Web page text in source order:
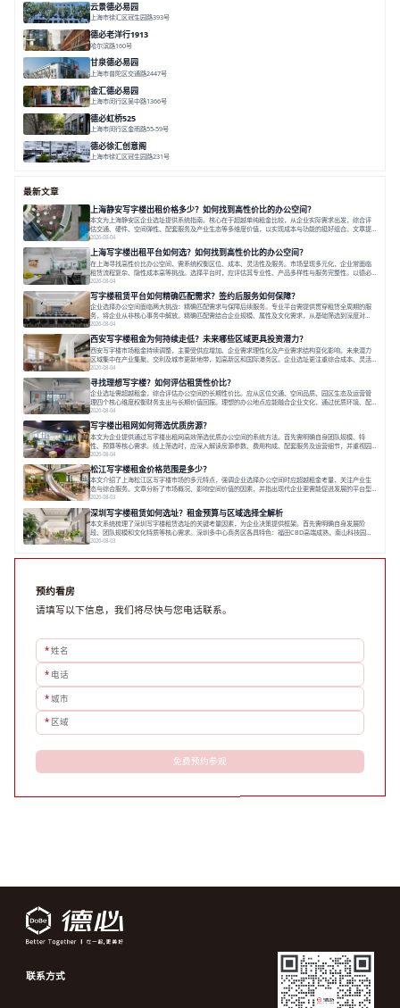
云景德必易园
上海市徐汇区冠生园路393号
德必老洋行1913
哈尔滨路160号
甘泉德必易园
上海市普陀区交通路2447号
金汇德必易园
上海市闵行区吴中路1366号
德必虹桥525
上海市闵行区金雨路55-59号
德必徐汇创意阁
上海市徐汇区冠生园路231号
最新文章
上海静安写字楼出租价格多少？如何找到高性价比的办公空间？
本文为上海静安区企业选址提供系统指南。核心在于超越单纯租金比较，从企业实际需求出发，综合评
估交通、硬件、空间弹性、配套服务及产业生态等多维度价值，以实现成本与功能的挺好组合。文章提
出打破固定工位思维，采用精装灵活空间与共享配套以提升性价比，并通过不同规模企业的实际案例加
以说明。之后指出，专业运营服务商提供的稳定环境、社群活动与产业集聚等增值服务，是很大化空间
价值、助力企业成长的关键。对于许多在
2026-08-04
上海写字楼出租平台如何选？如何找到高性价比的办公空间？
在上海寻找高性价比办公空间，需系统权衡区位、成本、灵活性及服务。市场呈现多元化，企业常面临
租赁流程复杂、隐性成本高等挑战。选择平台时，应评估其专业性、产品多样性与服务完整性。以德必
为例，其提供从空间到生态的解决方案，通过特色园区、灵活产品和丰富配套，满足不同企业需求。企
业应明确自身需求，实地考察，选择能支持长期发展、提升竞争力的办公空间。在上海寻找合适的办公
空间，对于企业行政负责人、中小企业主
2026-08-04
写字楼租赁平台如何精确匹配需求？签约后服务如何保障？
企业选择办公空间面临两大挑战：精确匹配需求与保障后续服务。专业平台需提供贯穿租赁全周期的服
务，将企业从非核心事务中解放。精确匹配需结合企业规模、属性及文化需求，从基础筛选到深度对
接；签约后则需构建覆盖硬件运维、共享配套及专业物业的全周期保障体系。德必集团通过标准化服务
与个性化运营结合，以全国布局和产业生态圈为企业提供稳定支持，体现了从信息撮合到深度服务的能
力转变。在为企业寻找办公空间的过程中，
2026-08-04
西安写字楼租金为何持续走低？未来哪些区域更具投资潜力？
西安写字楼市场租金持续调整，主要受供应增加、企业需求理性化及产业需求结构变化影响。未来潜力
区域集中在产业集聚、交利及城市更新地带，如高新区和国际港务区。企业选址更注重综合成本、灵活
性与员工体验，倾向于提供全包式服务的办公空间。专业运营方通过空间优化与社群服务，助力企业成
长，推动市场向多元化、高性价比方向发展。近年来，西安写字楼市场呈现出租金持续调整的态势，这
一现象引发了的广泛关注。作为西部重要
2026-08-04
寻找理想写字楼？如何评估租赁性价比？
企业选址需超越租金，综合评估办公空间的长期性价比。应从区位交通、空间品质、园区生态及运营管
理四个核心维度权衡财务支出与长期价值回报。理想的办公地点应能融合企业文化，通过优质环境、配
套服务及社群资源赋能业务增长，实现成本与价值的平衡。对于许多正在成长或寻求稳定发展的企业而
言，寻找一处合适的办公空间是一项至关重要的决策。这不仅关系到团队的日常工作效率与协作氛围，
更直接影响着企业的品牌形象、运营成本
2026-08-04
写字楼出租网如何筛选优质房源？
本文为企业提供通过写字楼出租网高效筛选优质办公空间的系统方法。首先需明确自身团队规模、特
性、预算等核心需求。线上筛选时，应深入解读房源参数、费用构成、配套服务及运营细节，并重视园
区产业生态与交通区位价值。同时，需考察运营方的品牌背景与持续服务能力。完成线上初选后，必须
进行线下实地验证，核对空间实景、测试设施、感受园区氛围并确认合同条款，从而做出精确决策。在
数字化时代，写字楼出租网已成为企业寻找
2026-08-04
松江写字楼租金价格范围是多少？
本文介绍了上海松江区写字楼市场的多元特点，强调企业选择办公空间时应超越租金考量，关注产业生
态与综合服务。文章分析了市场概况、影响空间价值的因素，并指出现代企业更需能促进发展的平台型
空间。之后，以德必集团为例，说明运营方如何通过构建服务生态助力企业成长，建议企业系统评估需
求与长期价值，选择匹配的发展载体。对于许多寻求在上海松江区设立或扩展办公空间的企业而言，了
解该区域的写字楼市场概况是决策的首先
2026-08-03
深圳写字楼租赁如何选址？租金预算与区域选择全解析
本文系统梳理了深圳写字楼租赁选址的关键考量因素，为企业决策提供框架。首先需明确自身发展阶
段、团队规模和文化特质等核心需求。深圳多中心商务区各具特色：福田CBD高端成熟，南山科技园创
新活力强，前海具政策优势。除传统写字楼外，创意产业园注重生态与社群，适合文创、科技类企业。
款。选址是综合性战略决策，旨在让办公
2026-08-03
预约看房
请填写以下信息，我们将尽快与您电话联系。
*姓名
* 电话
*城市
* 区域
免费预约参观
联系方式